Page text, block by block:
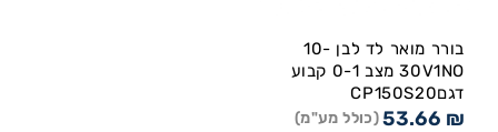
בורר מואר לד לבן 10-
30V1NO מצב 0-1 קבוע
דגםCP150S20
53.66 ₪ (כולל מע"מ)